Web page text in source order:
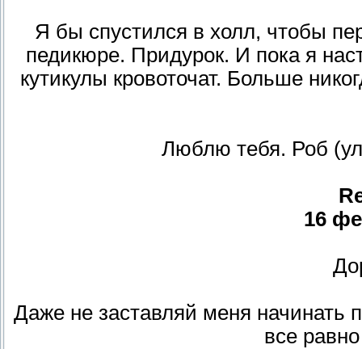
Я бы спустился в холл, чтобы
педикюре. Придурок. И пока я
кутикулы кровоточат. Больше
Люблю тебя. Роб
16
Даже не заставляй меня начинать
все